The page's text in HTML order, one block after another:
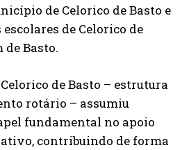
de Celorico de Basto e
de Celorico de
de Basto.
de Basto – estrutura
rotário – assumiu
fundamental no apoio
contribuindo de forma